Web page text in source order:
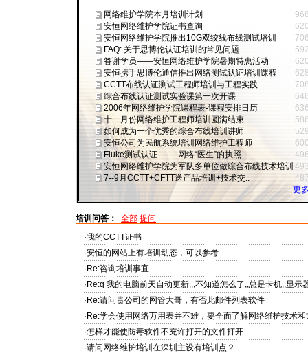
网络维护学院本月培训计划
安恒网络维护学院证书查询
安恒网络维护学院推出10G双绞线布线测试培训
FAQ: 关于思博伦认证培训的常见问题
答谢学员——安恒网络维护学院暑期特惠活动
安恒携手思博伦通信推出网络测试认证培训课程
CCTT布线认证测试工程师培训与工程实践
综合布线认证测试实验课第一次开课
2006年网络维护学院课程表-课程安排日历
十一月份网络维护工程师培训圆满结束
如何成为一个优秀的综合布线培训讲师
安恒公司为民航系统培训网络维护工程师
Fluke测试认证 —— 网络“医生”的执照
安恒网络维护学院为军队多单位做综合布线技术培训
7--9月CCTT+CFTT送产品培训+技术交..
更
培训问答： 全部 提问
·我的CCTT证书
·安恒的网站上有培训动态，可以参考
·Re:咨询培训事宜
·Re:q 我的电脑前天自动更新,,,不知道怎么了,,总是卡机,,显
·Re:请问贵公司的网管大哥，有否此邮件列表软件
·Re:学会使用网络万用表并不难，要全面了解网络维护技术
·怎样才能使防毒软件不充许打开的文件打开
·请问网络维护培训在深圳主设有培训点？